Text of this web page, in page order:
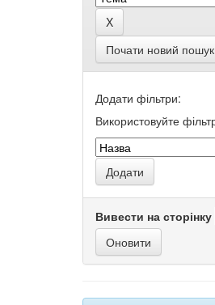
Почати новий пошук
Додати фільтри:
Використовуйте
Вивести на сторінку